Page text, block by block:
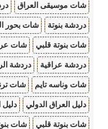
شات موسيقى العراق
دردشة بنوتة شات بحور
شات بنوتة قلبي شات
دردشة عراقية دردشة
شات وناسه تايم شات
دليل العراق الدولي دليل
شات بنوتة قلبي شات